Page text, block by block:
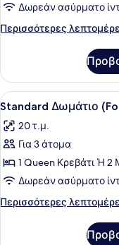
Δωμάτιο,
Μερική
Θέα
Δωρεάν ασύρματο
Περισσότερες
Περισσότερες
Δωμάτιο,
Μερική
Θέα
Θάλασσα
Προβολή
όλων
των
φωτογραφιών
για
Standard
Δωμάτιο
(Forest
5
Standard Δωμάτιο
20 τ.μ.
Για 3 άτομα
1 Queen Κρεβάτι Ή 2
Δωρεάν ασύρματο
Περισσότερες
Περισσότερες